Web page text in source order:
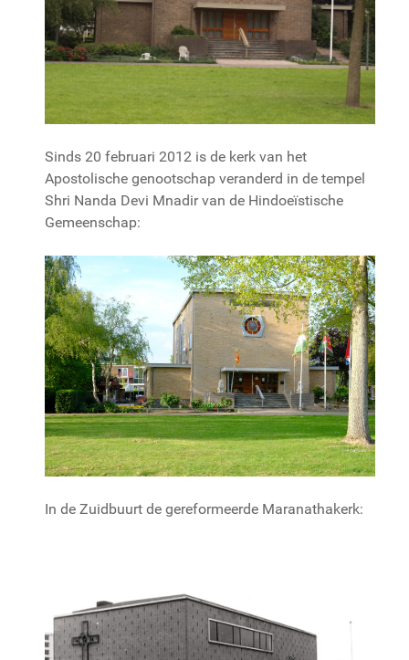
Sinds 20 februari 2012 is de kerk van het
Apostolische genootschap veranderd in de tempel
Shri Nanda Devi Mnadir van de Hindoeïstische
Gemeenschap:
In de Zuidbuurt de gereformeerde Maranathakerk: